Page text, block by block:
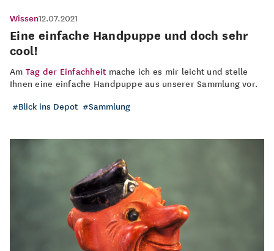
Wissen12.07.2021
Eine einfache Handpuppe und doch sehr
cool!
Am Tag der Einfachheit mache ich es mir leicht und stelle
Ihnen eine einfache Handpuppe aus unserer Sammlung vor.
Blick ins Depot
Sammlung